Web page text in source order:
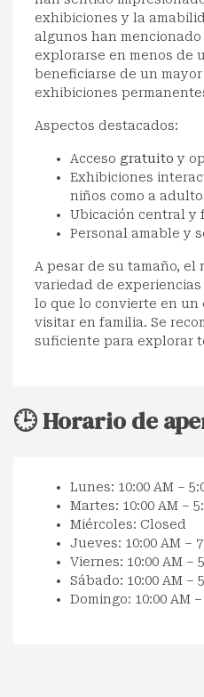
exhibiciones y la
algunos han
explorarse en menos de
beneficiarse de un
exhibiciones
Aspectos destacados:
Acceso gratuito y
Exhibiciones
niños como a
Ubicación central y
Personal amable y
A pesar de su tamaño, el
variedad de
lo que lo convierte en
visitar en familia. Se
suficiente para explorar
🕒 Horario de
Lunes: 10:00 AM –
Martes: 10:00 AM –
Miércoles: Closed
Jueves: 10:00 AM –
Viernes: 10:00 AM –
Sábado: 10:00 AM –
Domingo: 10:00 AM –